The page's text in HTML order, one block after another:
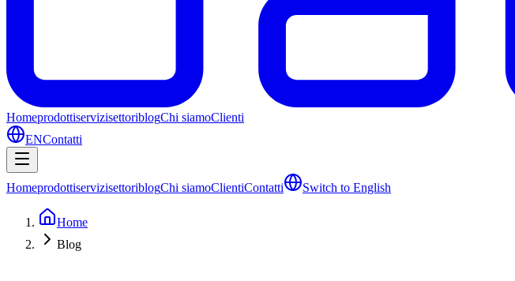
HomeprodottiservizisettoriblogChi siamoClienti
ENContatti
HomeprodottiservizisettoriblogChi siamoClientiContatti Switch to English
Home
Blog